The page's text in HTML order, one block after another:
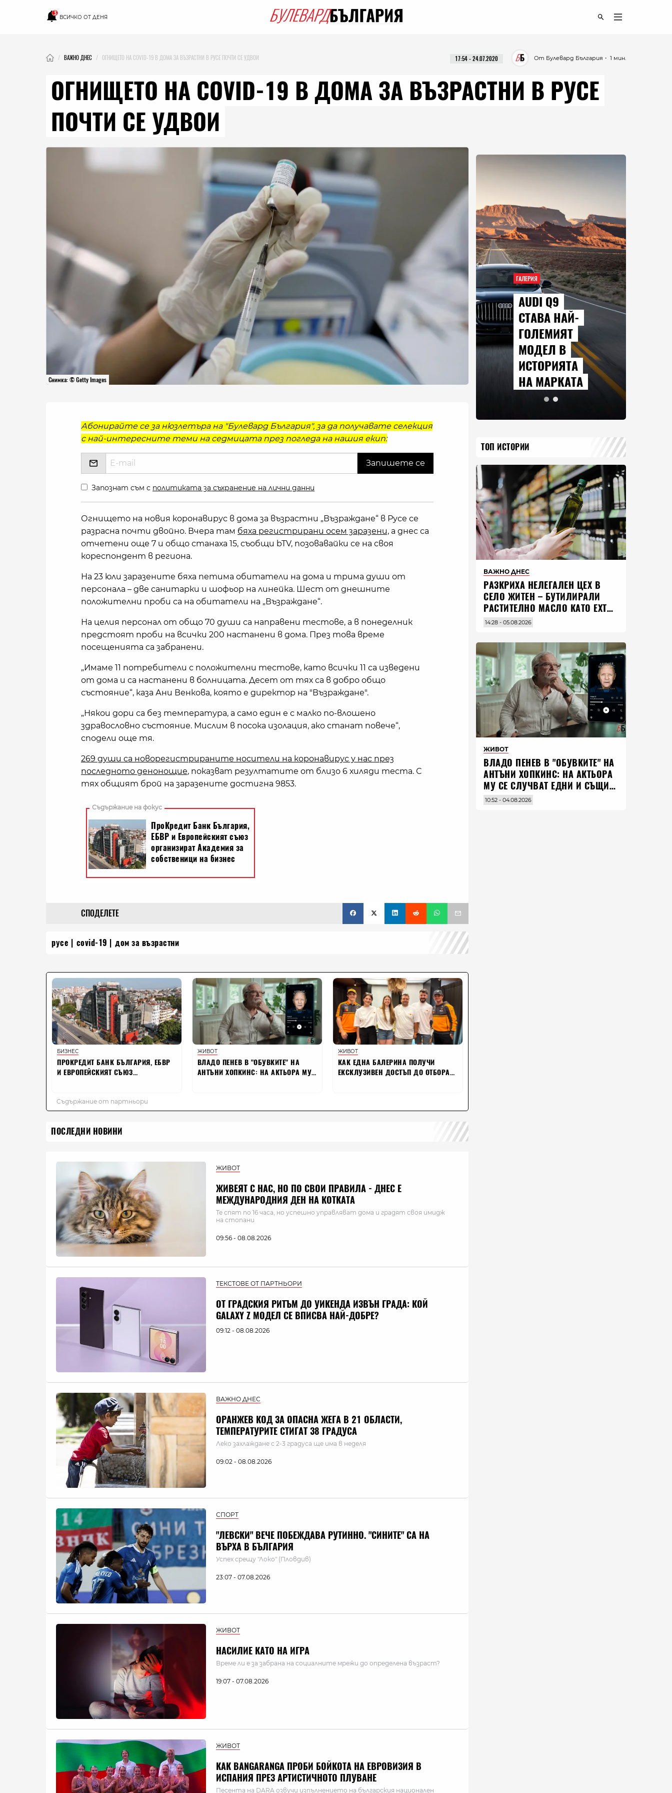
3
ВСИЧКО ОТ ДЕНЯ
ВАЖНО ДНЕС ОГНИЩЕТО НА COVID-19 В ДОМА ЗА ВЪЗРАСТНИ В РУСЕ ПОЧТИ СЕ УДВОИ ・ 1 мин.
От Булевард България
17:54 - 24.07.2020
ОГНИЩЕТО НА COVID-19 В ДОМА ЗА ВЪЗРАСТНИ В РУСЕ
ПОЧТИ СЕ УДВОИ
Снимка: © Getty Images
Абонирайте се за нюзлетъра на "Булевард България", за да получавате селекция
с най-интересните теми на седмицата през погледа на нашия екип:
Запознат съм с политиката за съхранение на лични данни
Огнището на новия коронавирус в дома за възрастни „Възраждане“ в Русе се
разрасна почти двойно. Вчера там бяха регистрирани осем заразени, а днес са
отчетени още 7 и общо станаха 15, съобщи bTV, позовавайки се на своя
кореспондент в региона.
На 23 юли заразените бяха петима обитатели на дома и трима души от
персонала – две санитарки и шофьор на линейка. Шест от днешните
положителни проби са на обитатели на „Възраждане“.
На целия персонал от общо 70 души са направени тестове, а в понеделник
предстоят проби на всички 200 настанени в дома. През това време
посещенията са забранени.
„Имаме 11 потребители с положителни тестове, като всички 11 са изведени
от дома и са настанени в болницата. Десет от тях са в добро общо
състояние“, каза Ани Венкова, която е директор на "Възраждане".
„Някои дори са без температура, а само един е с малко по-влошено
здравословно състояние. Мислим в посока изолация, ако станат повече“,
сподели още тя.
269 души са новорегистрираните носители на коронавирус у нас през
последното денонощие, показват резултатите от близо 6 хиляди теста. С
тях общият брой на заразените достигна 9853.
СПОДЕЛЕТЕ
русе covid-19 дом за възрастни
ПОСЛЕДНИ НОВИНИ
ЖИВОТ
ЖИВЕЯТ С НАС, НО ПО СВОИ ПРАВИЛА - ДНЕС Е
МЕЖДУНАРОДНИЯ ДЕН НА КОТКАТА
Те спят по 16 часа, но успешно управляват дома и градят своя имидж
на стопани
09:56 - 08.08.2026
ТЕКСТОВЕ ОТ ПАРТНЬОРИ
ОТ ГРАДСКИЯ РИТЪМ ДО УИКЕНДА ИЗВЪН ГРАДА: КОЙ
GALAXY Z МОДЕЛ СЕ ВПИСВА НАЙ-ДОБРЕ?
09:12 - 08.08.2026
ВАЖНО ДНЕС
ОРАНЖЕВ КОД ЗА ОПАСНА ЖЕГА В 21 ОБЛАСТИ,
ТЕМПЕРАТУРИТЕ СТИГАТ 38 ГРАДУСА
Леко захлаждане с 2-3 градуса ще има в неделя
09:02 - 08.08.2026
СПОРТ
"ЛЕВСКИ" ВЕЧЕ ПОБЕЖДАВА РУТИННО. "СИНИТЕ" СА НА
ВЪРХА В БЪЛГАРИЯ
Успех срещу "Локо" (Пловдив)
23:07 - 07.08.2026
ЖИВОТ
НАСИЛИЕ КАТО НА ИГРА
Време ли е за забрана на социалните мрежи до определена възраст?
19:07 - 07.08.2026
ЖИВОТ
КАК BANGARANGA ПРОБИ БОЙКОТА НА ЕВРОВИЗИЯ В
ИСПАНИЯ ПРЕЗ АРТИСТИЧНОТО ПЛУВАНЕ
Песента на DARA озвучи изпълнението на българския национален
ГАЛЕРИЯ
AUDI Q9
СТАВА НАЙ-
ГОЛЕМИЯТ
МОДЕЛ В
ИСТОРИЯТА
НА МАРКАТА
ТОП ИСТОРИИ
ВАЖНО ДНЕС
РАЗКРИХА НЕЛЕГАЛЕН ЦЕХ В
СЕЛО ЖИТЕН – БУТИЛИРАЛИ
РАСТИТЕЛНО МАСЛО КАТО EXTRA
VIRGIN ЗЕХТИН
14:28 - 05.08.2026
ЖИВОТ
ВЛАДO ПЕНЕВ В "ОБУВКИТЕ" НА
АНТЪНИ ХОПКИНС: НА АКТЬОРА
МУ СЕ СЛУЧВАТ ЕДНИ И СЪЩИ
НЕЩА ПО ЦЕЛИЯ СВЯТ
10:52 - 04.08.2026